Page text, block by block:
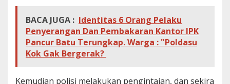
BACA JUGA : Identitas 6 Orang Pelaku
Penyerangan Dan Pembakaran Kantor IPK
Pancur Batu Terungkap. Warga : "Poldasu
Kok Gak Bergerak?
Kemudian polisi melakukan pengintaian, dan sekira